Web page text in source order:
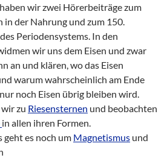
wir zwei Hörerbeiträge zum
in der Nahrung und zum 150.
Periodensystems. In den
wir uns dem Eisen und zwar
an und klären, wo das Eisen
warum wahrscheinlich am Ende
noch Eisen übrig bleiben wird.
zu Riesensternen und beobachten
in allen ihren Formen.
geht es noch um Magnetismus und